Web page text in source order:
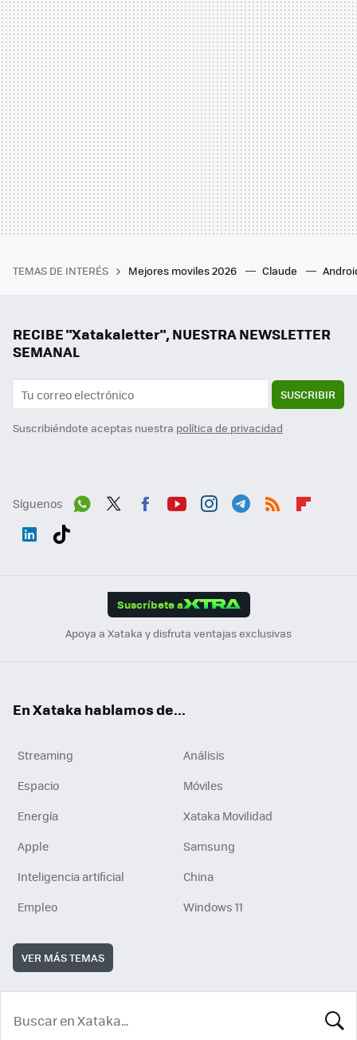
TEMAS DE INTERÉS Mejores moviles 2026 Claude
RECIBE "Xatakaletter", NUESTRA NEWSLETTER
SEMANAL
SUSCRIBIR
Suscribiéndote aceptas nuestra política de privacidad
Síguenos
Suscríbete a
Apoya a Xataka y disfruta ventajas exclusivas
En Xataka hablamos de...
Streaming
Análisis
Espacio
Móviles
Energía
Xataka Movilidad
Apple
Samsung
Inteligencia artificial
China
Empleo
Windows 11
VER MÁS TEMAS